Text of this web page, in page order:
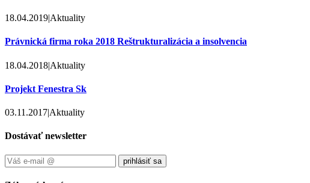
18.04.2019|Aktuality
Právnická firma roka 2018 Reštrukturalizácia a insolvencia
18.04.2018|Aktuality
Projekt Fenestra Sk
03.11.2017|Aktuality
Dostávať newsletter